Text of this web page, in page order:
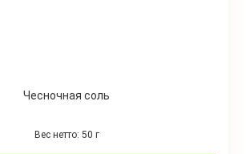
Чесночная соль
Вес нетто: 50 г